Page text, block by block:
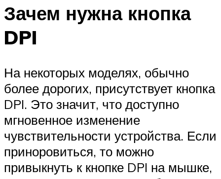
Зачем нужна кнопка
DPI
На некоторых моделях, обычно
более дорогих, присутствует кнопка
DPI. Это значит, что доступно
мгновенное изменение
чувствительности устройства. Если
приноровиться, то можно
привыкнуть к кнопке DPI на мышке,